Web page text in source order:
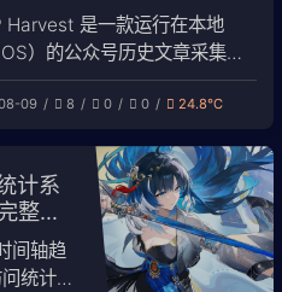
Harvest 是一款运行在本地
）的公众号历史文章采集与
：抓取一次微信凭证，即可批
史文章、按自己的原则用 AI
明页。账号、凭证与文章数据全
本机，不上传任何第三方。
特性 凭证采集：通过本地抓
获微信
09 8 0 0 24.8℃
计系
整教
间轴趋
统计系